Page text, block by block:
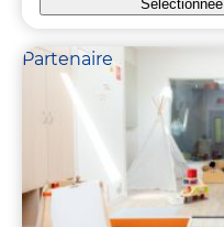
Sélectionnée
Partenaire